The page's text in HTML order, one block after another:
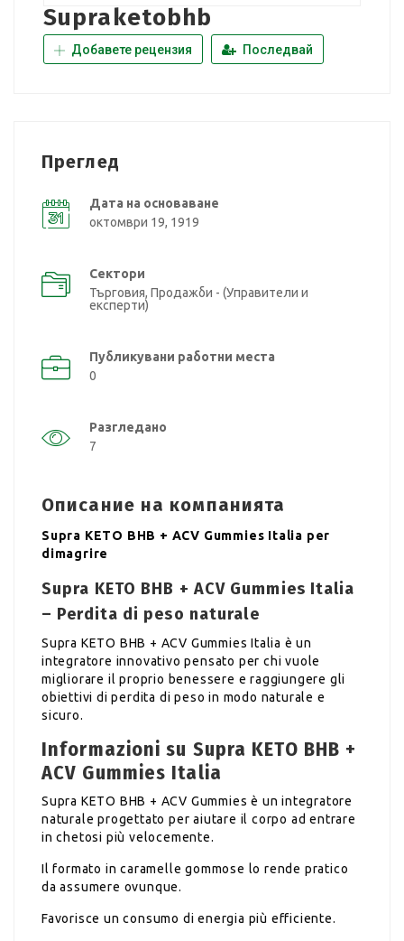
Supraketobhb
Добавете рецензия Последвай
Преглед
Дата на основаване
октомври 19, 1919
Сектори
Търговия, Продажби - (Управители и
експерти)
Публикувани работни места
0
Разгледано
7
Описание на компанията
Supra KETO BHB + ACV Gummies Italia per
dimagrire
Supra KETO BHB + ACV Gummies Italia
– Perdita di peso naturale
Supra KETO BHB + ACV Gummies Italia è un
integratore innovativo pensato per chi vuole
migliorare il proprio benessere e raggiungere gli
obiettivi di perdita di peso in modo naturale e
sicuro.
Informazioni su Supra KETO BHB +
ACV Gummies Italia
Supra KETO BHB + ACV Gummies è un integratore
naturale progettato per aiutare il corpo ad entrare
in chetosi più velocemente.
Il formato in caramelle gommose lo rende pratico
da assumere ovunque.
Favorisce un consumo di energia più efficiente.